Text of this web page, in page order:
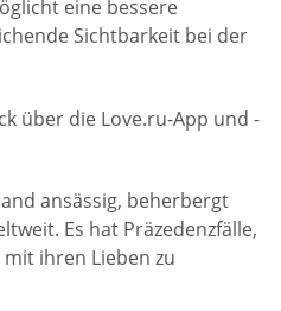
eine bessere
Sichtbarkeit bei der
über die Love.ru-App und -
ansässig, beherbergt
Es hat Präzedenzfälle,
ihren Lieben zu